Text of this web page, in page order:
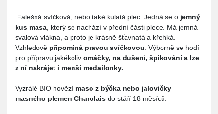
Falešná svíčková, nebo také kulatá plec. Jedná se o jemný
kus masa , který se nachází v přední části plece. Má jemná
svalová vlákna, a proto je krásně šťavnatá a křehká.
Vzhledově připomíná pravou svíčkovou . Výborně se hodí
pro přípravu jakékoliv omáčky, na dušení, špikování a lze
z ní nakrájet i menší medailonky.
Vyzrálé BIO hovězí maso z býčka nebo jalovičky
masného plemen Charolais do stáří 18 měsíců.